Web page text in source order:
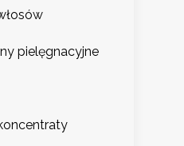
pielęgnacyjne